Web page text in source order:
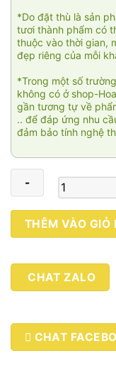
*Do đặt thù là sản
tươi thành phẩm có
thuộc vào thời gian,
đẹp riêng của mỗi
*Trong một số
không có ở shop-
gần tương tự về
.. để đáp ứng nhu
đảm bảo tính nghệ
Mãi
đắm
001
THÊM VÀO GIỎ
CHAT ZALO
CHAT